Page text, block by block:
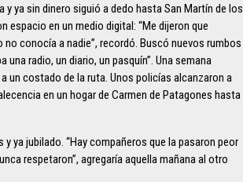
ya sin dinero siguió a dedo hasta San Martín de los
espacio en un medio digital: “Me dijeron que
no conocía a nadie”, recordó. Buscó nuevos rumbos
una radio, un diario, un pasquín”. Una semana
un costado de la ruta. Unos policías alcanzaron a
en un hogar de Carmen de Patagones hasta
ya jubilado. “Hay compañeros que la pasaron peor
respetaron”, agregaría aquella mañana al otro